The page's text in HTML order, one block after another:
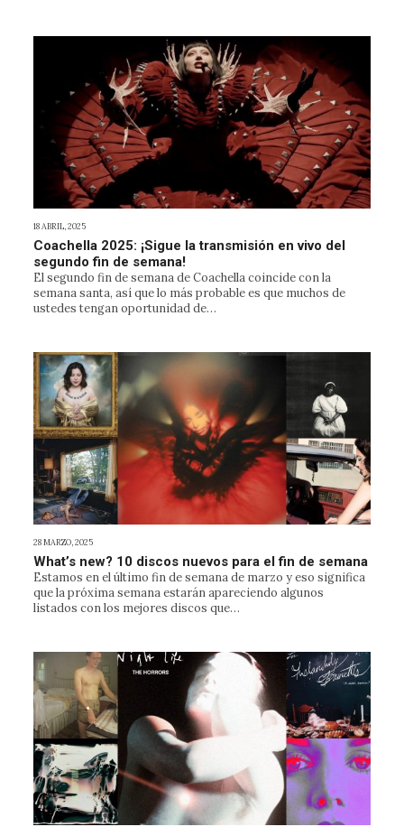
18 ABRIL, 2025
Coachella 2025: ¡Sigue la transmisión en vivo del
segundo fin de semana!
El segundo fin de semana de Coachella coincide con la
semana santa, así que lo más probable es que muchos de
ustedes tengan oportunidad de…
28 MARZO, 2025
What’s new? 10 discos nuevos para el fin de semana
Estamos en el último fin de semana de marzo y eso significa
que la próxima semana estarán apareciendo algunos
listados con los mejores discos que…